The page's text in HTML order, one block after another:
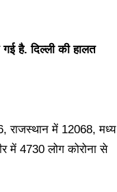
है. दिल्ली की हालत
राजस्थान में 12068, मध्य
में 4730 लोग कोरोना से